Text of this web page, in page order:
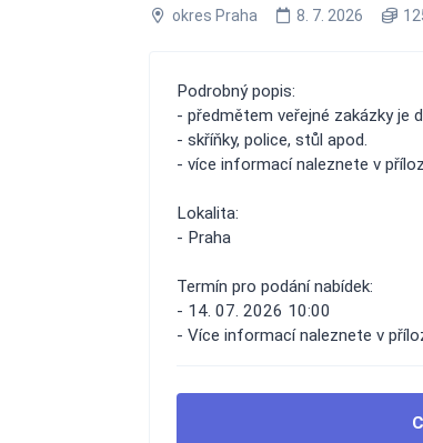
okres Praha 8. 7. 2026
Podrobný popis:
- předmětem veřejné zakázky je
- skříňky, police, stůl apod.
- více informací naleznete v
Lokalita:
- Praha
Termín pro podání nabídek:
- 14. 07. 2026 10:00
- Více informací naleznete v